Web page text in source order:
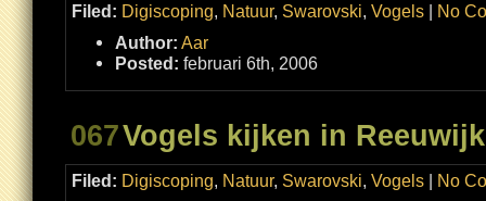
Filed: Digiscoping, Natuur, Swarovski, Vogels | No
Author: Aar
Posted: februari 6th, 2006
067Vogels kijken in Reeuwijk
Filed: Digiscoping, Natuur, Swarovski, Vogels | No